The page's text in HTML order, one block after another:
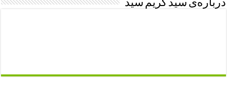
درباره‌ی سید کریم سید